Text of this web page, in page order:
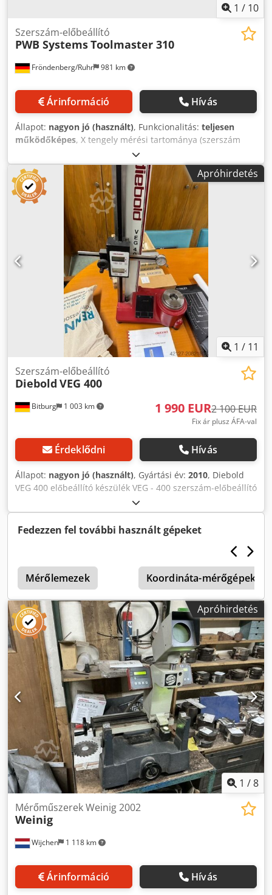
1 / 10
Fröndenberg/Ruhr 981 km
Szerszám-előbeállító
PWB SystemsToolmaster 310
Árinformáció Hívás
Állapot: nagyon jó (használt), Funkcionalitás: teljesen
működőképes, X tengely mérési tartománya (szerszám
átmérő) kb. 250 mm Z tengely mérési tartománya
(szerszám hossza) kb. 400 mm Dodszrtzcspfx Aqveck Max.
szerszám súly 10 kg Szerszámtartó/alaptartó SK 50
Szerszámadapter SK50 – SK40 Mérőérték-kijelző,
használati útmutatóval/kézikönyvekkel Gondosan
karbantartott szerszámbeállítási gép, nagyon jó
Apróhirdetés
1 / 11
Bitburg 1 003 km
Szerszám-előbeállító
Diebold VEG 400
1 990 EUR2 100 EUR
Fix ár plusz ÁFA-val
Érdeklődni Hívás
Állapot: nagyon jó (használt), Gyártási év: 2010, Diebold
VEG 400 előbeállító készülék VEG - 400 szerszám-előbeállító
Maró-, eszterga- és fúrószerszámok hosszának és
sugarának méréséhez - egyszerű kezelés - robusztus
kivitel, gépi használatra tervezve - univerzálisan állítható -
rozsdamentes acélból készült, forgatható orsó -
referenciaszámok átmérőhöz és hosszhoz az orsón - kiváló
forgási pontosság - mérési pontosság kisebb, mint 0,02
mm - digitális mérőérték-kijelző, leolvasási pontosság 0,01
mm - adatkiadási lehetőségek - önragasztó címkékhez való
adagoló dobozzal a szerszámfeliratozáshoz - rögzíthető
finombeállítás a mérések pontos eléréséhez - minden
kúpméretre és hengeres befogásra szűkíthető Műszaki
adatok: - Méretek (H x Sz x M): 350 x 175 x 730 mm - Mérési
tartomány: hossz: 410 mm, átmérő: 240 mm - Tömeg: 22 kg
- Szín: piros RAL 3003 - Orsó kifutása kevesebb mint 0,005
mm - Mérési pontosság: kisebb, mint 0,02 mm Kiváló
állapot – iskolai eredetű Dcsdpjx Nq Htjfx Aqvjk Helyszín:
azonnal elérhető raktárról, 54634 Bitburg
Fedezzen fel további használt gépeket
Mérőlemezek Koordináta-mérőgépek
Apróhirdetés
1 /8
Wijchen 1 118 km
Mérőműszerek Weinig 2002
Weinig
Árinformáció Hívás